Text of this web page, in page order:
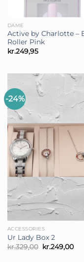
DAME
Active by Charlotte –
Roller Pink
kr.249,95
-24%
ACCESSORIES
Ur Lady Box 2
kr.329,00 Den
oprindelige
kr.249,00Den